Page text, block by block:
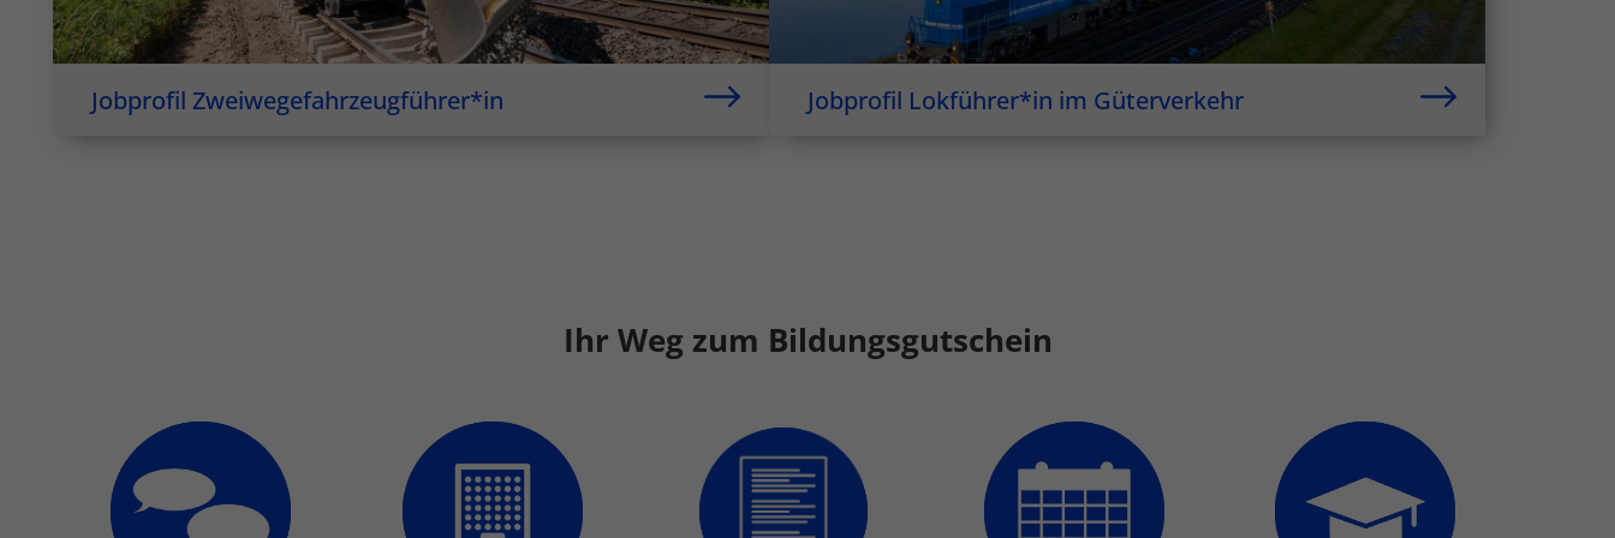
Jobprofil Zweiwegefahrzeugführer*in Jobprofil Lokführer*in im Güterverkehr
Ihr Weg zum Bildungsgutschein